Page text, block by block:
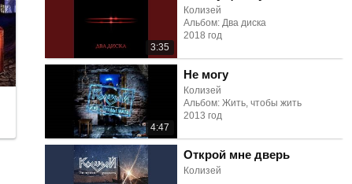
3:35
Колизей
Альбом: Два диска
2018 год
4:47
Не могу
Колизей
Альбом: Жить, чтобы жить
2013 год
Открой мне дверь
Колизей